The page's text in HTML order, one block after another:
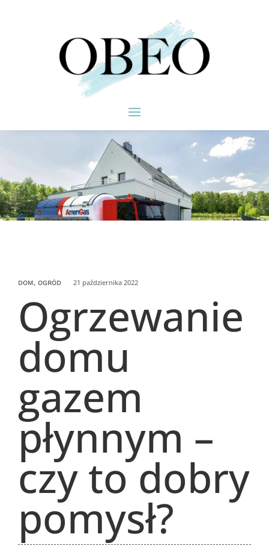
DOM, OGRÓD 21 października 2022
Ogrzewanie
domu
gazem
płynnym –
czy to dobry
pomysł?